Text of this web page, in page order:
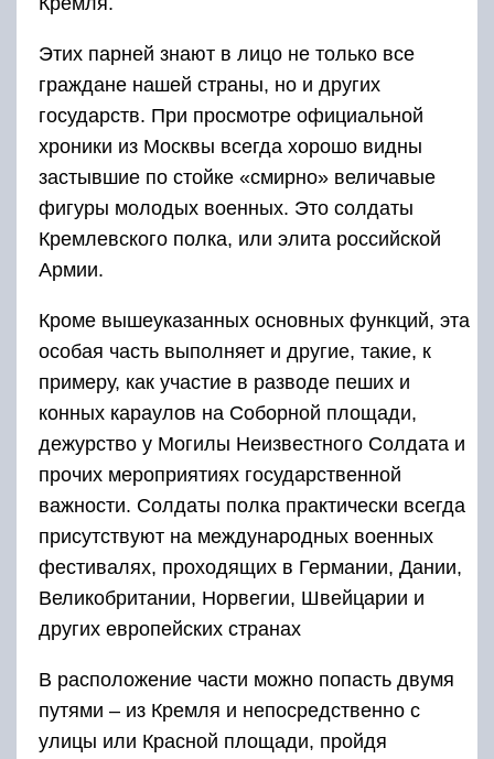
Этих парней знают в лицо не только все
граждане нашей страны, но и других
государств. При просмотре официальной
хроники из Москвы всегда хорошо видны
застывшие по стойке «смирно» величавые
фигуры молодых военных. Это солдаты
Кремлевского полка, или элита российской
Армии.
Кроме вышеуказанных основных функций, эта
особая часть выполняет и другие, такие, к
примеру, как участие в разводе пеших и
конных караулов на Соборной площади,
дежурство у Могилы Неизвестного Солдата и
прочих мероприятиях государственной
важности. Солдаты полка практически всегда
присутствуют на международных военных
фестивалях, проходящих в Германии, Дании,
Великобритании, Норвегии, Швейцарии и
других европейских странах
В расположение части можно попасть двумя
путями – из Кремля и непосредственно с
улицы или Красной площади, пройдя